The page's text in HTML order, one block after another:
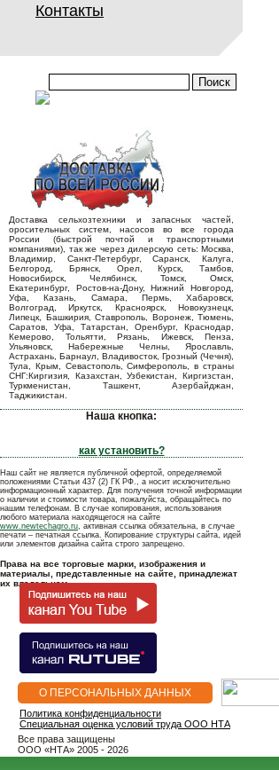
Контакты
Доставка сельхозтехники и запасных частей,
оросительных систем, насосов во все города
России (быстрой почтой и транспортными
компаниями), так же через дилерскую сеть: Москва,
Владимир, Санкт-Петербург, Саранск, Калуга,
Белгород, Брянск, Орел, Курск, Тамбов,
Новосибирск, Челябинск, Томск, Омск,
Екатеринбург, Ростов-на-Дону, Нижний Новгород,
Уфа, Казань, Самара, Пермь, Хабаровск,
Волгоград, Иркутск, Красноярск, Новокузнецк,
Липецк, Башкирия, Ставрополь, Воронеж, Тюмень,
Саратов, Уфа, Татарстан, Оренбург, Краснодар,
Кемерово, Тольятти, Рязань, Ижевск, Пенза,
Ульяновск, Набережные Челны, Ярославль,
Астрахань, Барнаул, Владивосток, Грозный (Чечня),
Тула, Крым, Севастополь, Симферополь, в страны
СНГ:Киргизия, Казахстан, Узбекистан, Киргизстан,
Туркменистан, Ташкент, Азербайджан,
Таджикистан.
Наша кнопка:
как установить?
Наш сайт не является публичной офертой, определяемой
положениями Статьи 437 (2) ГК РФ., а носит исключительно
информационный характер. Для получения точной информации
о наличии и стоимости товара, пожалуйста, обращайтесь по
нашим телефонам. В случае копирования, использования
любого материала находящегося на сайте
www.newtechagro.ru, активная ссылка обязательна, в случае
печати – печатная ссылка. Копирование структуры сайта, идей
или элементов дизайна сайта строго запрещено.
Права на все торговые марки, изображения и
материалы, представленные на сайте, принадлежат
их владельцам.
О ПЕРСОНАЛЬНЫХ ДАННЫХ
Все права защищены
OOO «НТА» 2005 - 2026
Политика конфиденциальности
Специальная оценка условий труда ООО НТА